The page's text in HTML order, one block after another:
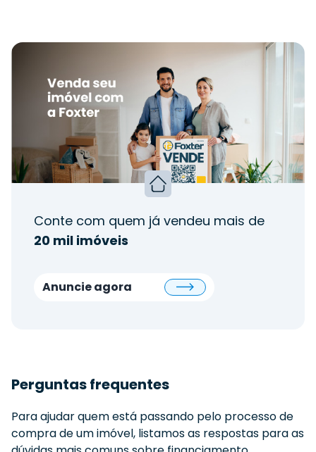
Conte com quem já vendeu mais de
20 mil imóveis
Anuncie agora
Perguntas frequentes
Para ajudar quem está passando pelo processo de
compra de um imóvel, listamos as respostas para as